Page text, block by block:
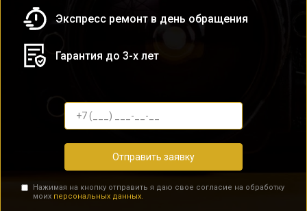
Экспресс ремонт в день обращения
Гарантия до 3-х лет
Отправить заявку
Нажимая на кнопку отправить я даю свое согласие на обработку
моих персональных данных.